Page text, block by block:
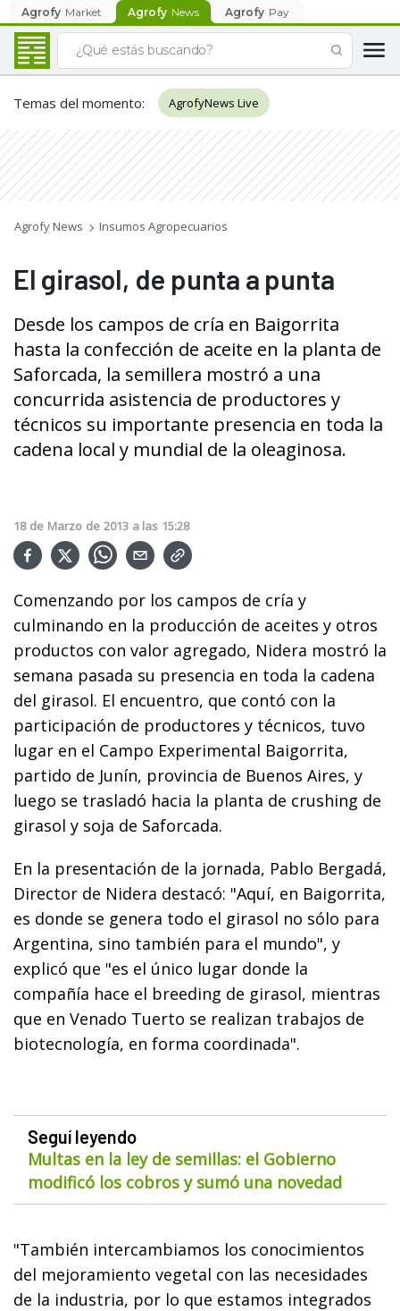
Agrofy Market Agrofy News Agrofy Pay
Temas del momento: AgrofyNews Live
Agrofy News Insumos Agropecuarios
El girasol, de punta a punta
Desde los campos de cría en Baigorrita
hasta la confección de aceite en la planta de
Saforcada, la semillera mostró a una
concurrida asistencia de productores y
técnicos su importante presencia en toda la
cadena local y mundial de la oleaginosa.
18 de Marzo de 2013 a las 15:28
Comenzando por los campos de cría y
culminando en la producción de aceites y otros
productos con valor agregado, Nidera mostró la
semana pasada su presencia en toda la cadena
del girasol. El encuentro, que contó con la
participación de productores y técnicos, tuvo
lugar en el Campo Experimental Baigorrita,
partido de Junín, provincia de Buenos Aires, y
luego se trasladó hacia la planta de crushing de
girasol y soja de Saforcada.
En la presentación de la jornada, Pablo Bergadá,
Director de Nidera destacó: "Aquí, en Baigorrita,
es donde se genera todo el girasol no sólo para
Argentina, sino también para el mundo", y
explicó que "es el único lugar donde la
compañía hace el breeding de girasol, mientras
que en Venado Tuerto se realizan trabajos de
biotecnología, en forma coordinada".
Seguí leyendo
Multas en la ley de semillas: el Gobierno
modificó los cobros y sumó una novedad
"También intercambiamos los conocimientos
del mejoramiento vegetal con las necesidades
de la industria, por lo que estamos integrados